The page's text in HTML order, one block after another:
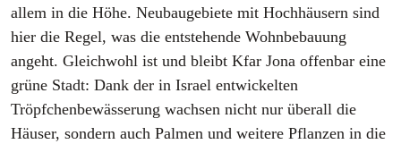
allem in die Höhe. Neubaugebiete mit Hochhäusern sind
hier die Regel, was die entstehende Wohnbebauung
angeht. Gleichwohl ist und bleibt Kfar Jona offenbar eine
grüne Stadt: Dank der in Israel entwickelten
Tröpfchenbewässerung wachsen nicht nur überall die
Häuser, sondern auch Palmen und weitere Pflanzen in die